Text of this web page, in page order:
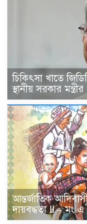
চিকিৎসা খাতে
স্থানীয় সরকার মন্ত্রীর
আন্তর্জাতিক
দায়বদ্ধতা II – মং